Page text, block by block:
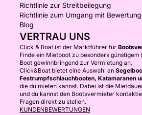
Richtlinie zur Streitbeilegung
Richtlinie zum Umgang mit
Blog
VERTRAU UNS
Click & Boat ist der Marktführer für
Finde ein Mietboot zu besonders
Boot gewinnbringend zur Vermietung an.
Click&Boat bietet eine Auswahl an
Festrumpfschlauchbooten, Katamaranen
die du mieten kannst. Dabei ist die
und du kannst den Bootsvermieter
Fragen direkt zu stellen.
KUNDENBEWERTUNGEN